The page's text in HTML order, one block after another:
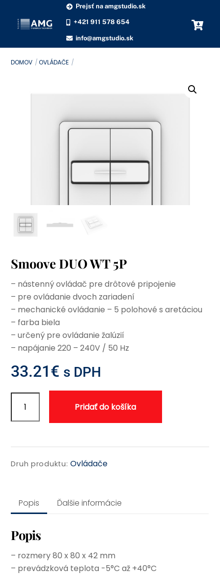
content
Prejsť na amgstudio.sk
+421 911 578 654
info@amgstudio.sk
DOMOV OVLÁDAČE
Smoove DUO WT 5P
– nástenný ovládač pre drôtové pripojenie
– pre ovládanie dvoch zariadení
– mechanické ovládanie – 5 polohové s aretáciou
– farba biela
– určený pre ovládanie žalúzií
– napájanie 220 – 240V / 50 Hz
33.21€ s DPH
Smoove
DUO
5P
Pridať do košíka
Druh produktu:Ovládače
Popis Ďalšie informácie
Popis
– rozmery 80 x 80 x 42 mm
– prevádzková teplota -5°C až +40°C